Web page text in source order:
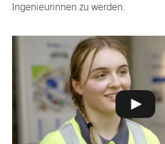
Ingenieurinnen zu werden.